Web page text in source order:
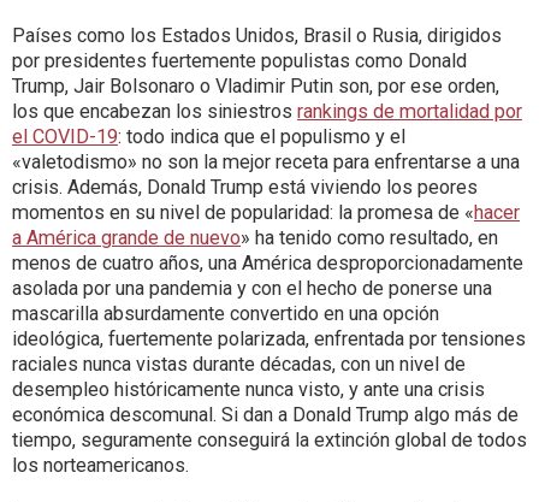
Países como los Estados Unidos, Brasil o Rusia, dirigidos
por presidentes fuertemente populistas como Donald
Trump, Jair Bolsonaro o Vladimir Putin son, por ese orden,
los que encabezan los siniestros rankings de mortalidad por
el COVID-19: todo indica que el populismo y el
«valetodismo» no son la mejor receta para enfrentarse a una
crisis. Además, Donald Trump está viviendo los peores
momentos en su nivel de popularidad: la promesa de «hacer
a América grande de nuevo» ha tenido como resultado, en
menos de cuatro años, una América desproporcionadamente
asolada por una pandemia y con el hecho de ponerse una
mascarilla absurdamente convertido en una opción
ideológica, fuertemente polarizada, enfrentada por tensiones
raciales nunca vistas durante décadas, con un nivel de
desempleo históricamente nunca visto, y ante una crisis
económica descomunal. Si dan a Donald Trump algo más de
tiempo, seguramente conseguirá la extinción global de todos
los norteamericanos.